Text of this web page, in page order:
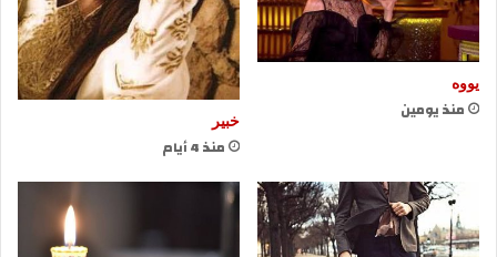
يووه
منذ يومين خبير
منذ 4 أيام